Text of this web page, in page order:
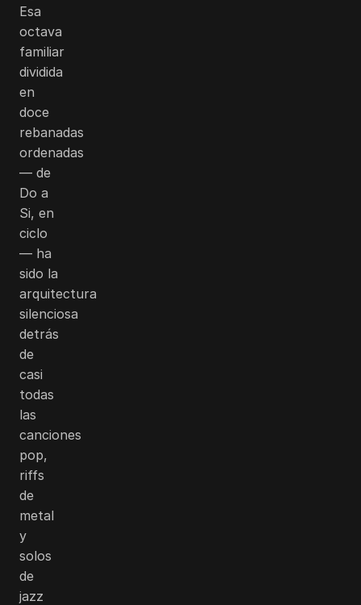
Esa
octava
familiar
dividida
en
doce
rebanadas
ordenadas
— de
Do a
Si, en
ciclo
— ha
sido la
arquitectura
silenciosa
detrás
de
casi
todas
las
canciones
pop,
riffs
de
metal
y
solos
de
jazz